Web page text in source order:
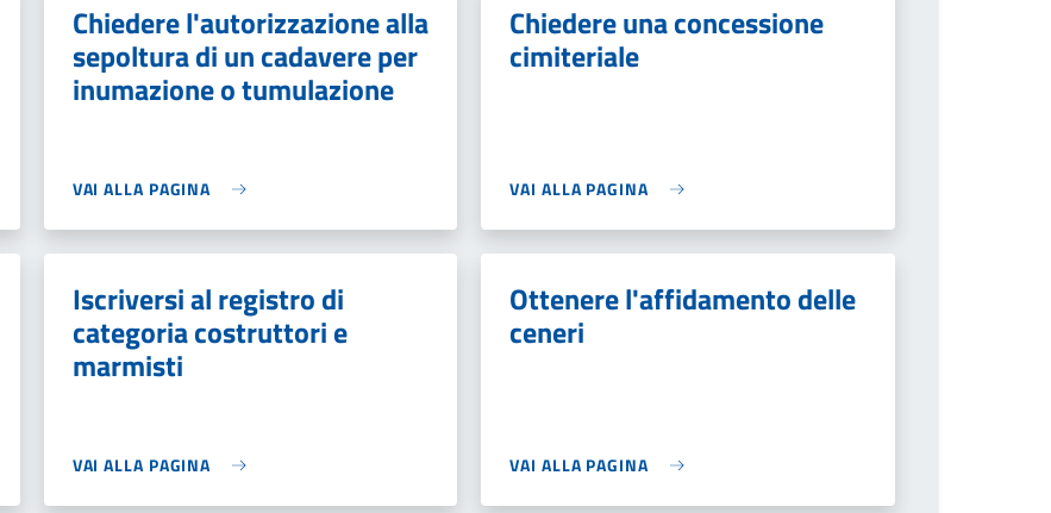
Chiedere l'autorizzazione alla
sepoltura di un cadavere per
inumazione o tumulazione
VAI ALLA PAGINA
Chiedere una concessione
cimiteriale
VAI ALLA PAGINA
Iscriversi al registro di
categoria costruttori e
marmisti
VAI ALLA PAGINA
Ottenere l'affidamento delle
ceneri
VAI ALLA PAGINA